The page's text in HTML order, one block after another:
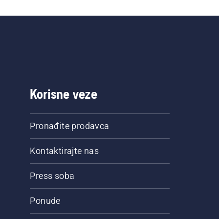
Korisne veze
Pronađite prodavca
Kontaktirajte nas
Press soba
Ponude